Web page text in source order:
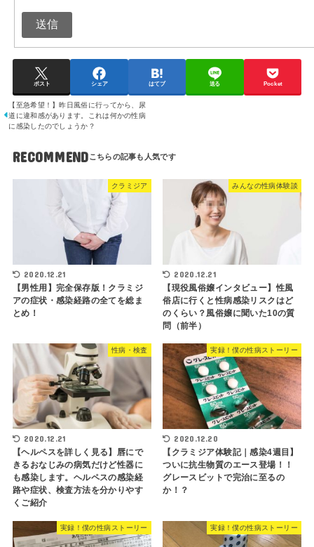
送信
ポスト シェア はてブ 送る Pocket
【至急希望！】昨日風俗に行ってから、尿
道に違和感があります。これは何かの性病
に感染したのでしょうか？
RECOMMEND
クラミジア
2020.12.21
【男性用】完全保存版！クラミジ
アの症状・感染経路の全てを総ま
とめ！
みんなの性病体験談
2020.12.21
【現役風俗嬢インタビュー】性風
俗店に行くと性病感染リスクはど
のくらい？風俗嬢に聞いた10の質
問（前半）
性病・検査
2020.12.21
【ヘルペスを詳しく見る】唇にで
きるおなじみの病気だけど性器に
も感染します。ヘルペスの感染経
路や症状、検査方法を分かりやす
くご紹介
実録！僕の性病ストーリー
2020.12.20
【クラミジア体験記｜感染4週目】
ついに抗生物質のエース登場！！
グレースビットで完治に至るの
か！？
実録！僕の性病ストーリー 実録！僕の性病ストーリー